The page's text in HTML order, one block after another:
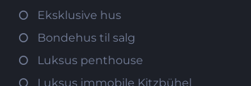
Eksklusive hus
Bondehus til salg
Luksus penthouse
Luksus immobile Kitzbühel